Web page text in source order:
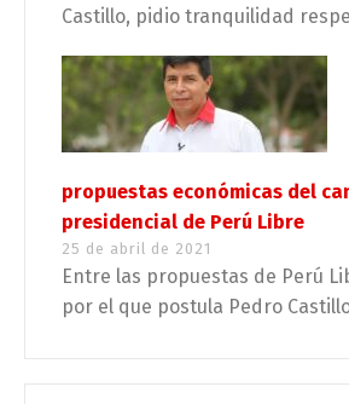
Castillo, pidio tranquilidad
propuestas económicas del
presidencial de Perú Libre
25 de abril de 2021
Entre las propuestas de Perú
por el que postula Pedro